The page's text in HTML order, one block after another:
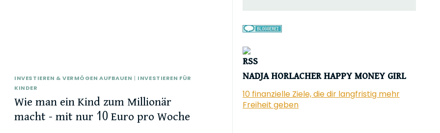
INVESTIEREN & VERMÖGEN AUFBAUEN | INVESTIEREN FÜR
KINDER
Wie man ein Kind zum Millionär
macht – mit nur 10 Euro pro Woche
NADJA HORLACHER HAPPY MONEY GIRL
10 finanzielle Ziele, die dir langfristig mehr
Freiheit geben